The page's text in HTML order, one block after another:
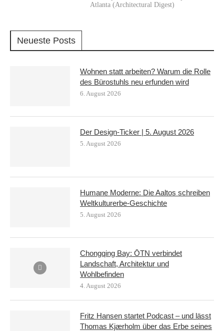
Atlanta (Architectural Digest)
Neueste Posts
Wohnen statt arbeiten? Warum die Rolle
des Bürostuhls neu erfunden wird
6. August 2026
Der Design-Ticker | 5. August 2026
5. August 2026
Humane Moderne: Die Aaltos schreiben
Weltkulturerbe-Geschichte
5. August 2026
Chongqing Bay: ŌTN verbindet
Landschaft, Architektur und
Wohlbefinden
4. August 2026
Fritz Hansen startet Podcast – und lässt
Thomas Kjærholm über das Erbe seines